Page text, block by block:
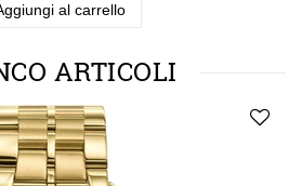
al carrello
ARTICOLI